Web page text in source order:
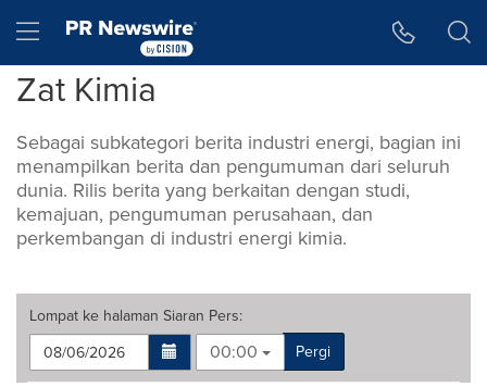
Hamburger menu
Zat Kimia
Sebagai subkategori berita industri energi, bagian ini
menampilkan berita dan pengumuman dari seluruh
dunia. Rilis berita yang berkaitan dengan studi,
kemajuan, pengumuman perusahaan, dan
perkembangan di industri energi kimia.
Lompat ke halaman Siaran Pers:
00:00
Pergi